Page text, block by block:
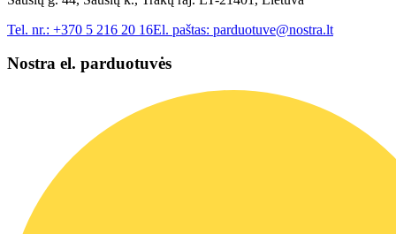
Tel. nr.: +370 5 216 20 16El. paštas: parduotuve@nostra.lt
Nostra el. parduotuvės